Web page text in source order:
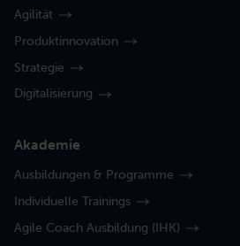
Agilität
Produktinnovation
Strategie
Digitalisierung
Akademie
Ausbildungen & Programme
Individuelle Trainings
Agile Coach Ausbildung (IHK)